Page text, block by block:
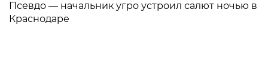
Псевдо — начальник угро устроил салют ночью в
Краснодаре